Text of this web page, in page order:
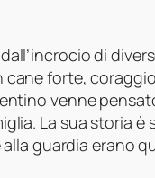
di
forte,
venne
La sua storia
guardia erano